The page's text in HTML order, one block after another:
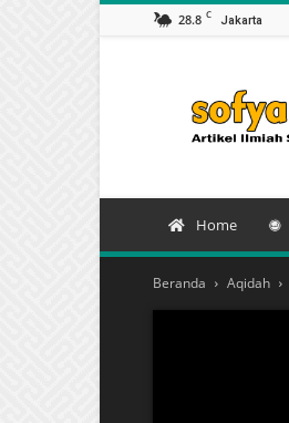
28.8 C Jakarta
Home
Beranda Aqidah